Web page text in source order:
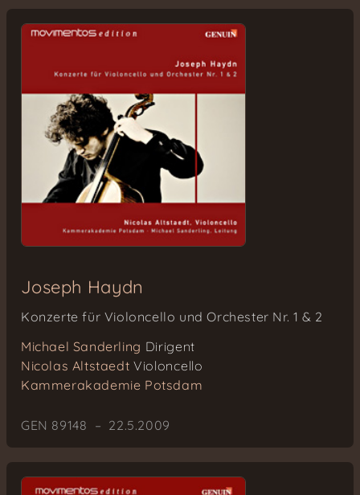
Joseph Haydn
Konzerte für Violoncello und Orchester Nr. 1 & 2
Michael Sanderling Dirigent
Nicolas Altstaedt Violoncello
Kammerakademie Potsdam
GEN 89148 – 22.5.2009